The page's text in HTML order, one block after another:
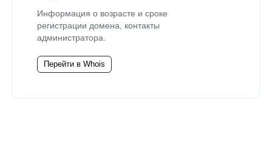
Информация о возрасте и сроке
регистрации домена, контакты
администратора.
Перейти в Whois